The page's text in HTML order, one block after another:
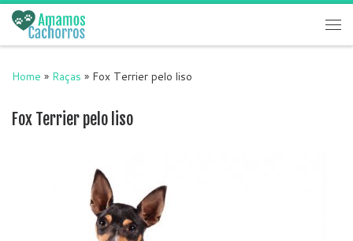
Skip to content
Home » Raças » Fox Terrier pelo liso
Fox Terrier pelo liso